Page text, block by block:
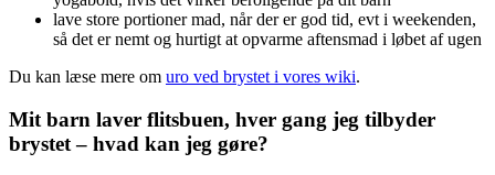
lave store portioner mad, når der er god tid, evt i weekenden,
så det er nemt og hurtigt at opvarme aftensmad i løbet af ugen
Du kan læse mere om uro ved brystet i vores wiki.
Mit barn laver flitsbuen, hver gang jeg tilbyder
brystet – hvad kan jeg gøre?